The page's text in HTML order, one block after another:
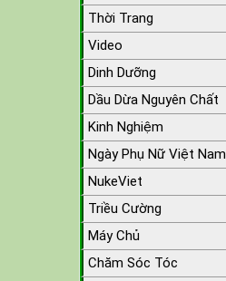
Thời Trang
Video
Dinh Dưỡng
Dầu Dừa Nguyên Chất
Kinh Nghiệm
Ngày Phụ Nữ Việt Nam
NukeViet
Triều Cường
Máy Chủ
Chăm Sóc Tóc